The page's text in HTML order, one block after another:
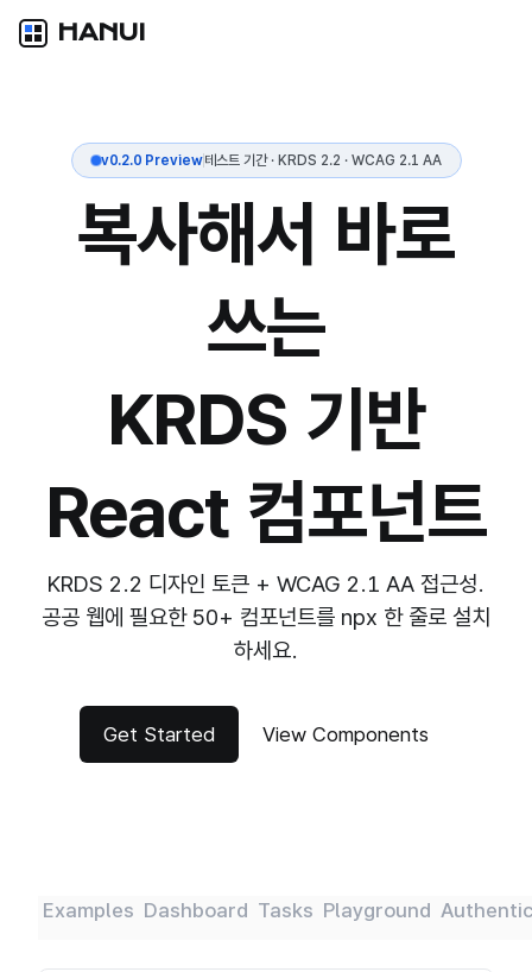
HANUI
v0.2.0 Preview테스트 기간 · KRDS 2.2 · WCAG 2.1 AA
복사해서 바로
쓰는
KRDS 기반
React 컴포넌트
KRDS 2.2 디자인 토큰 + WCAG 2.1 AA 접근성.
공공 웹에 필요한 50+ 컴포넌트를 npx 한 줄로 설치
하세요.
Get Started View Components
Examples Dashboard Tasks Playground